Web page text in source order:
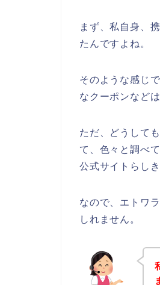
まず、私自身、
たんですよね。
そのような感じ
なクーポンなど
ただ、どうして
て、色々と調べ
公式サイトらし
なので、エトワ
しれません。